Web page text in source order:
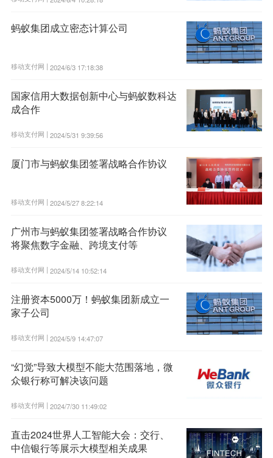
蚂蚁集团成立密态计算公司
移动支付网 | 2024/6/3 17:18:38
国家信用大数据创新中心与蚂蚁数科达
成合作
移动支付网 | 2024/5/31 9:39:56
厦门市与蚂蚁集团签署战略合作协议
移动支付网 | 2024/5/27 8:22:14
广州市与蚂蚁集团签署战略合作协议
将聚焦数字金融、跨境支付等
移动支付网 | 2024/5/14 10:52:14
注册资本5000万！蚂蚁集团新成立一
家子公司
移动支付网 | 2024/5/9 14:47:07
“幻觉”导致大模型不能大范围落地，微
众银行称可解决该问题
移动支付网 | 2024/7/30 11:49:02
直击2024世界人工智能大会：交行、
中信银行等展示大模型相关成果